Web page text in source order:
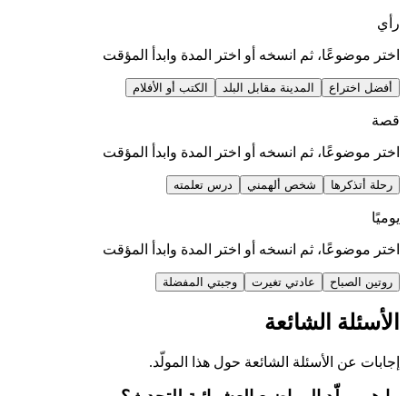
رأي
اختر موضوعًا، ثم انسخه أو اختر المدة وابدأ المؤقت
أفضل اختراع المدينة مقابل البلد الكتب أو الأفلام
قصة
اختر موضوعًا، ثم انسخه أو اختر المدة وابدأ المؤقت
رحلة أتذكرها شخص ألهمني درس تعلمته
يوميًا
اختر موضوعًا، ثم انسخه أو اختر المدة وابدأ المؤقت
روتين الصباح عادتي تغيرت وجبتي المفضلة
الأسئلة الشائعة
إجابات عن الأسئلة الشائعة حول هذا المولّد.